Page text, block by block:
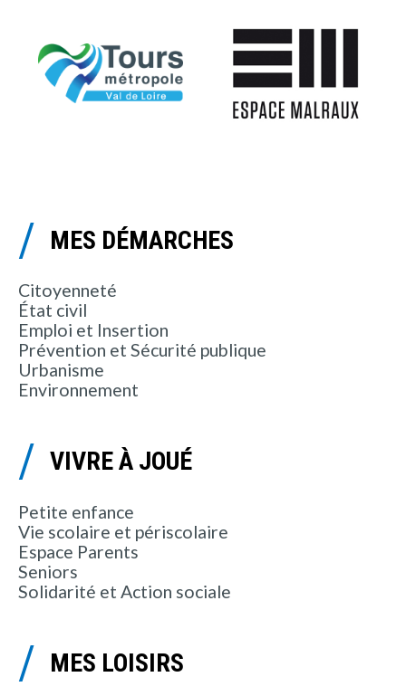
MES DÉMARCHES
Citoyenneté
État civil
Emploi et Insertion
Prévention et Sécurité publique
Urbanisme
Environnement
VIVRE À JOUÉ
Petite enfance
Vie scolaire et périscolaire
Espace Parents
Seniors
Solidarité et Action sociale
MES LOISIRS